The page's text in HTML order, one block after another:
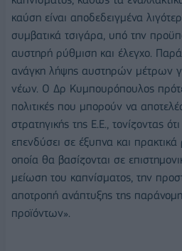
καύση είναι αποδεδειγμένα
συμβατικά τσιγάρα, υπό την
αυστηρή ρύθμιση και έλεγχο.
ανάγκη λήψης αυστηρών μέτρων
νέων. Ο Δρ Κυμπουρόπουλος
πολιτικές που μπορούν να
στρατηγικής της Ε.Ε., τονίζοντας
επενδύσει σε έξυπνα και πρακτικά
οποία θα βασίζονται σε
μείωση του καπνίσματος, την
αποτροπή ανάπτυξης της
προϊόντων».